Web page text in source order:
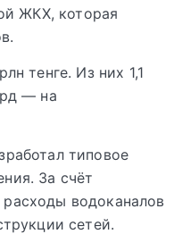
ЖКХ, которая
тенге. Из них 1,1
— на
типовое
За счёт
водоканалов
сетей.